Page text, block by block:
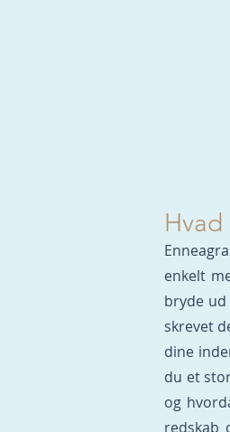
enkelt
bryde
skrevet
dine
du et
og
redskab